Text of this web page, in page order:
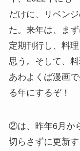
だけに、リベン
た。来年は、ま
定期刊行し、料
思う。そして、
あわよくば漫画
る年にするぞ！
②は、昨年6月か
切らさずに更新